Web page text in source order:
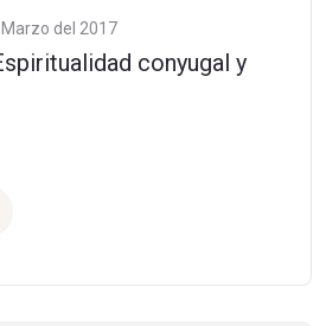
del 2017
conyugal y